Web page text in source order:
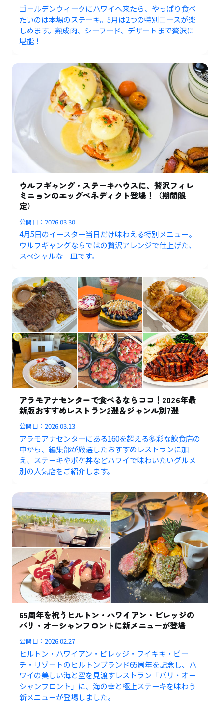
ゴールデンウィークにハワイへ来たら、やっぱり食べ
たいのは本場のステーキ。5月は2つの特別コースが楽
しめます。熟成肉、シーフード、デザートまで贅沢に
堪能！
ウルフギャング・ステーキハウスに、贅沢フィレ
ミニョンのエッグベネディクト登場！（期間限
定）
公開日：2026.03.30
4月5日のイースター当日だけ味わえる特別メニュー。
ウルフギャングならではの贅沢アレンジで仕上げた、
スペシャルな一皿です。
アラモアナセンターで食べるならココ！2026年最
新版おすすめレストラン2選＆ジャンル別7選
公開日：2026.03.13
アラモアナセンターにある160を超える多彩な飲食店の
中から、編集部が厳選したおすすめレストランに加
え、ステーキやポケ丼などハワイで味わいたいグルメ
別の人気店をご紹介します。
65周年を祝うヒルトン・ハワイアン・ビレッジの
バリ・オーシャンフロントに新メニューが登場
公開日：2026.02.27
ヒルトン・ハワイアン・ビレッジ・ワイキキ・ビー
チ・リゾートのヒルトンブランド65周年を記念し、ハ
ワイの美しい海と空を見渡すレストラン「バリ・オー
シャンフロント」に、海の幸と極上ステーキを味わう
新メニューが登場しました。